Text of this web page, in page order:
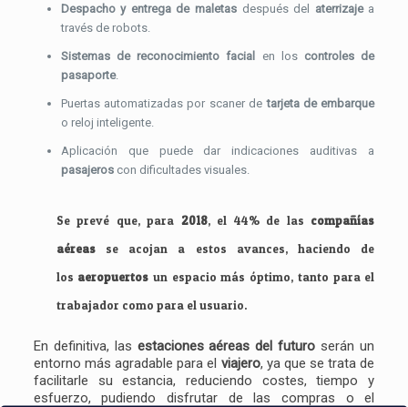
Despacho y entrega de maletas después del aterrizajea
través de robots.
Sistemas de reconocimiento facial en los controles de
pasaporte.
Puertas automatizadas por scaner detarjeta de embarque
o reloj inteligente.
Aplicación que puede dar indicaciones auditivas a
pasajeroscon dificultades visuales.
Se prevé que, para 2018, el 44% de las compañías
aéreasse acojan a estos avances, haciendo de
los aeropuertos un espacio más óptimo, tanto para el
trabajador como para el usuario.
En definitiva, las estaciones aéreas del futuro serán un
entorno más agradable para el viajero, ya que se trata de
facilitarle su estancia, reduciendo costes, tiempo y
esfuerzo, pudiendo disfrutar de las compras o el